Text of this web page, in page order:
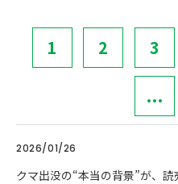
1 2 3
...
2026/01/26
クマ出没の“本当の背景”が、